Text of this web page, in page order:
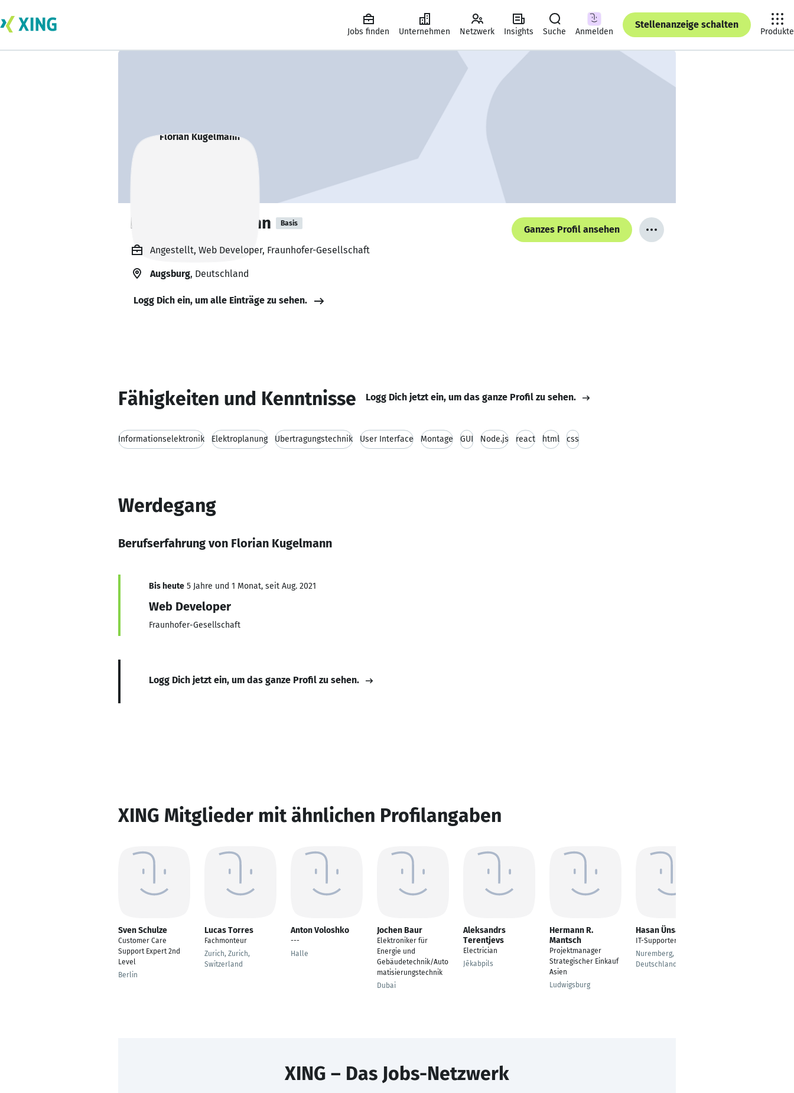
Jobs finden Unternehmen Netzwerk Insights Suche Anmelden
Stellenanzeige schalten
Produkte
Florian Kugelmann Basis
Ganzes Profil ansehen
Angestellt, Web Developer, Fraunhofer-Gesellschaft
Augsburg, Deutschland
Logg Dich ein, um alle Einträge zu sehen.
Fähigkeiten und Kenntnisse Logg Dich jetzt ein, um das ganze Profil zu sehen.
Informationselektronik Elektroplanung Übertragungstechnik User Interface Montage GUI Node.js react html css
Werdegang
Berufserfahrung von Florian Kugelmann
Bis heute 5 Jahre und 1 Monat, seit Aug. 2021
Web Developer
Fraunhofer-Gesellschaft
Logg Dich jetzt ein, um das ganze Profil zu sehen.
XING Mitglieder mit ähnlichen Profilangaben
Sven Schulze
Customer Care
Support Expert 2nd
Level
Berlin
Lucas Torres
Fachmonteur
Zurich, Zurich,
Switzerland
Anton Voloshko
---
Halle
Jochen Baur
Elektroniker für
Energie und
Gebäudetechnik/Auto
matisierungstechnik
Dubai
Aleksandrs
Terentjevs
Electrician
Jēkabpils
Hermann R.
Mantsch
Projektmanager
Strategischer Einkauf
Asien
Ludwigsburg
Hasan Ünsal
IT-Supporter
Nuremberg, Bavaria,
Deutschland
XING – Das Jobs-Netzwerk